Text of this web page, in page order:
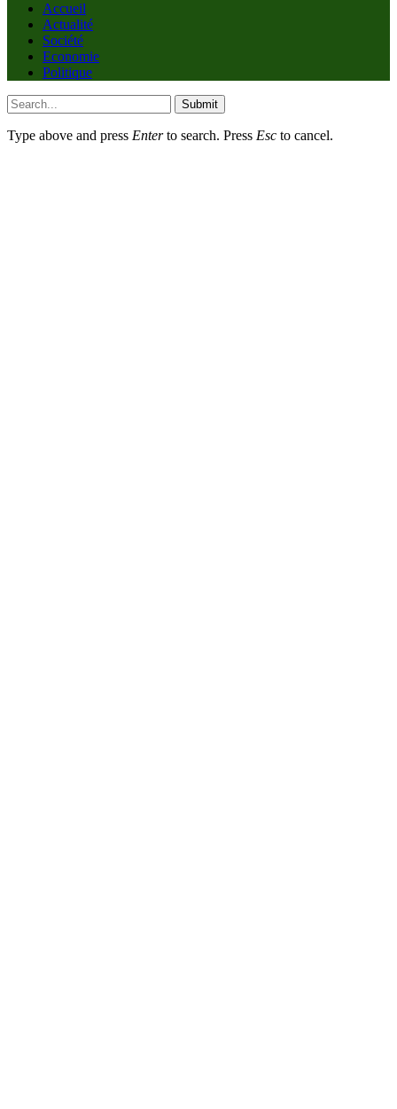
Accueil
Actualité
Société
Economie
Politique
Submit
Type above and press Enterto search. Press Esc to cancel.